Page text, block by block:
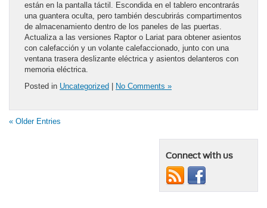
están en la pantalla táctil. Escondida en el tablero encontrarás
una guantera oculta, pero también descubrirás compartimentos
de almacenamiento dentro de los paneles de las puertas.
Actualiza a las versiones Raptor o Lariat para obtener asientos
con calefacción y un volante calefaccionado, junto con una
ventana trasera deslizante eléctrica y asientos delanteros con
memoria eléctrica.
Posted in Uncategorized No Comments »
« Older Entries
Connect with us